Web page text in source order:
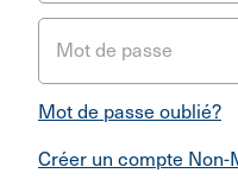
Mot de passe
Mot de passe oublié?
Créer un compte Non-